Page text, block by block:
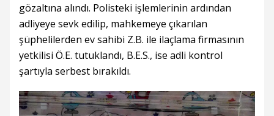
gözaltına alındı. Polisteki işlemlerinin ardından
adliyeye sevk edilip, mahkemeye çıkarılan
şüphelilerden ev sahibi Z.B. ile ilaçlama firmasının
yetkilisi Ö.E. tutuklandı, B.E.S., ise adli kontrol
şartıyla serbest bırakıldı.